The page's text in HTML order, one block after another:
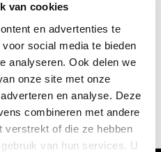
van cookies
en advertenties te
social media te bieden
analyseren. Ook delen we
onze site met onze
en analyse. Deze
combineren met andere
verstrekt of die ze hebben
van hun services. U
rampenfilm, maar de
middenin. Besmettelijke
Ook in de 17e eeuw werd
gehouden als je besmet was
een oplossing voor bedacht:
Museum vertelt ons meer
app.